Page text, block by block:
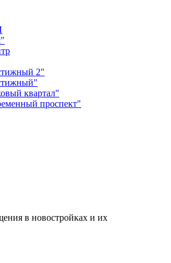
2"
квартал"
проспект"
в новостройках и их